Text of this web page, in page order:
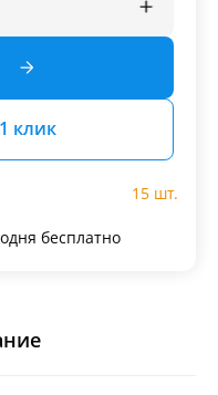
клик
15 шт.
бесплатно